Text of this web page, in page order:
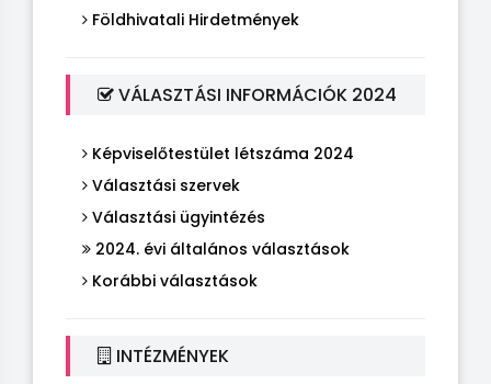
Földhivatali Hirdetmények
VÁLASZTÁSI INFORMÁCIÓK 2024
Képviselőtestület létszáma 2024
Választási szervek
Választási ügyintézés
2024. évi általános választások
Korábbi választások
INTÉZMÉNYEK